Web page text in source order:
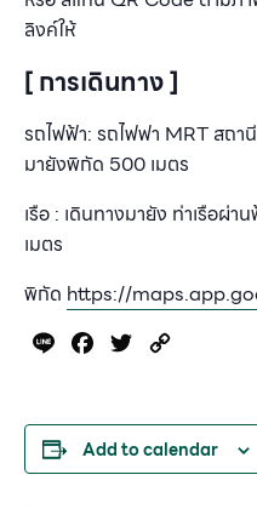
ลิงค์ให้
[ การเดินทาง ]
รถไฟฟ้า: รถไฟฟา MRT สถา
มายังพิกัด 500 เมตร
เรือ : เดินทางมายัง ท่าเรือผ่
เมตร
พิกัด https://
Line Facebook
Twitter
Add to calendar